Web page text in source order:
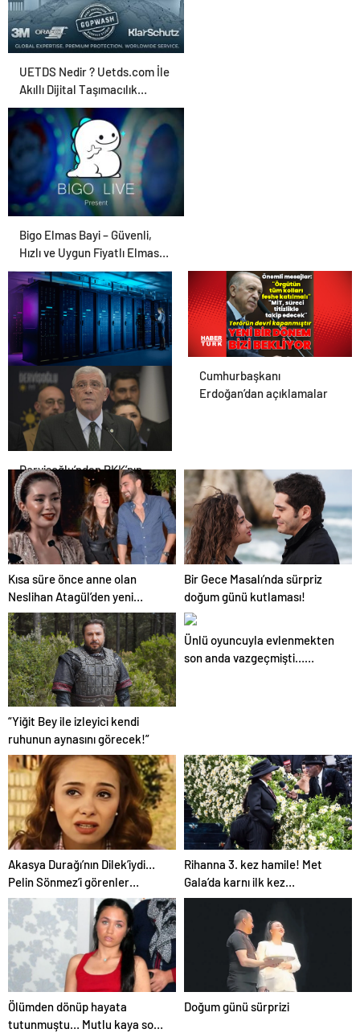
UETDS Nedir ? Uetds.com İle
Akıllı Dijital Taşımacılık
Yazılımı
Bigo Elmas Bayi – Güvenli,
Hızlı ve Uygun Fiyatlı Elmas
Satın Almanın Yeni Adresi
Datahost İle Güvenilir
Sunucu Hizmetleri
Cumhurbaşkanı
Erdoğan’dan açıklamalar
Dervişoğlu’ndan PKK’nın
fesih kararına ilişkin
açıklama
Kısa süre önce anne olan
Neslihan Atagül’den yeni
paylaşım! Görenler ‘maşallah
anneye!’ dedi…
Bir Gece Masalı’nda sürpriz
doğum günü kutlaması!
“Yiğit Bey ile izleyici kendi
ruhunun aynasını görecek!”
Ünlü oyuncuyla evlenmekten
son anda vazgeçmişti…
Akasya Durağı’nın Dilek’iydi…
Pelin Sönmez’i görenler
tanıyamıyor! Artık bambaşka
biri
Rihanna 3. kez hamile! Met
Gala’da karnı ilk kez
görüntülendi…
Ölümden dönüp hayata
tutunmuştu… Mutlu kaya son
Doğum günü sürprizi